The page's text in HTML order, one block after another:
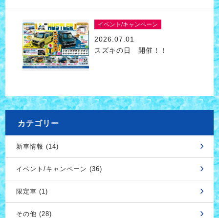
イベント/キャンペーン
2026.07.01
スズキの日 開催！！
カテゴリー
新車情報 (14)
イベント/キャンペーン (36)
限定車 (1)
その他 (28)